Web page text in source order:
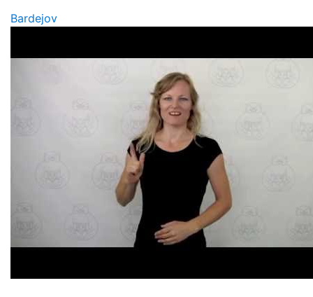
Bardejov